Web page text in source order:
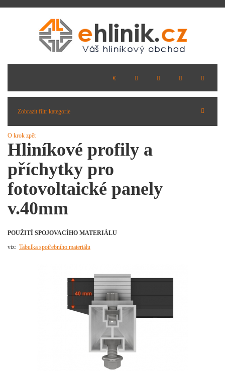
Zobrazit filtr kategorie
O krok zpět
Hliníkové profily a
příchytky pro
fotovoltaické panely
v.40mm
POUŽITÍ SPOJOVACÍHO MATERIÁLU
viz: Tabulka spotřebního materiálu